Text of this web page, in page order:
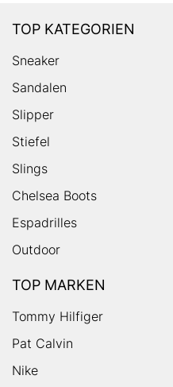
TOP KATEGORIEN
Sneaker
Sandalen
Slipper
Stiefel
Slings
Chelsea Boots
Espadrilles
Outdoor
TOP MARKEN
Tommy Hilfiger
Pat Calvin
Nike